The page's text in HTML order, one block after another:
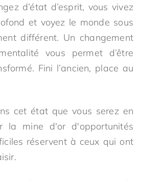
d’état d’esprit, vous vivez
et voyez le monde sous
différent. Un changement
vous permet d’être
Fini l’ancien, place au
cet état que vous serez en
la mine d'or d'opportunités
réservent à ceux qui ont